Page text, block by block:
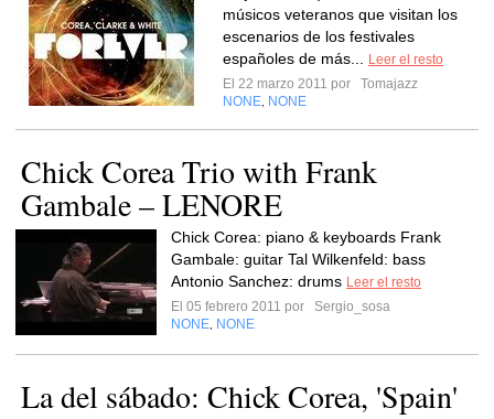
músicos veteranos que visitan los
escenarios de los festivales
españoles de más...
Leer el resto
El 22 marzo 2011 por
Tomajazz
NONE NONE
Chick Corea Trio with Frank
Gambale – LENORE
Chick Corea: piano & keyboards Frank
Gambale: guitar Tal Wilkenfeld: bass
Antonio Sanchez: drums Leer el resto
El 05 febrero 2011 por
Sergio_sosa
NONE NONE
La del sábado: Chick Corea, 'Spain'